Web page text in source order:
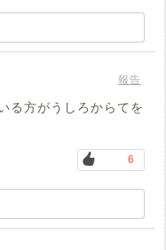
報告
る方がうしろからてを
6